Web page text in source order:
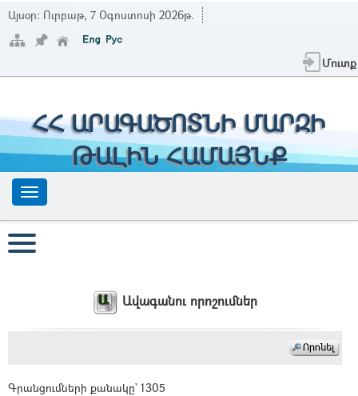
Այսօր: Ուրբաթ, 7 Օգոստոսի 2026թ.
Մուտք
ՀՀ ԱՐԱԳԱԾՈՏՆԻ ՄԱՐԶԻ
ԹԱԼԻՆ ՀԱՄԱՅՆՔ
Ավագանու որոշումներ
Գրանցումների քանակը` 1305